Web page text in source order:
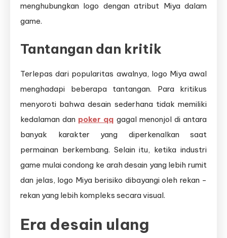
menghubungkan logo dengan atribut Miya dalam
game.
Tantangan dan kritik
Terlepas dari popularitas awalnya, logo Miya awal
menghadapi beberapa tantangan. Para kritikus
menyoroti bahwa desain sederhana tidak memiliki
kedalaman dan poker qq gagal menonjol di antara
banyak karakter yang diperkenalkan saat
permainan berkembang. Selain itu, ketika industri
game mulai condong ke arah desain yang lebih rumit
dan jelas, logo Miya berisiko dibayangi oleh rekan -
rekan yang lebih kompleks secara visual.
Era desain ulang